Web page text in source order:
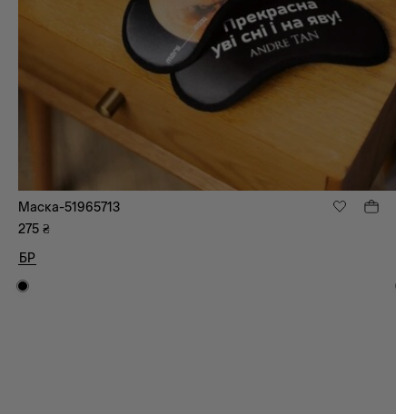
Маска-51965713
275 ₴
БР